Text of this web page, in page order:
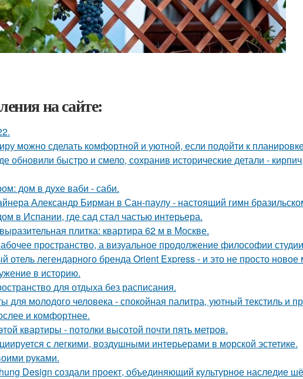
на сайте:
можно сделать комфортной и уютной, если подойти к
обновили быстро и смело, сохранив исторические детали -
дом в духе ваби - саби.
Александр Бирман в Сан-паулу - настоящий гимн
в Испании, где сад стал частью интерьера.
плитка: квартира 62 м в Москве.
пространство, а визуальное продолжение философии
легендарного бренда Orient Express - и это не просто новое
в историю.
для отдыха без расписания.
для молодого человека - спокойная палитра, уютный текстиль и
и комфортнее.
квартиры - потолки высотой почти пять метров.
с легкими, воздушными интерьерами в морской эстетике.
руками.
Design создали проект, объединяющий культурное наследие